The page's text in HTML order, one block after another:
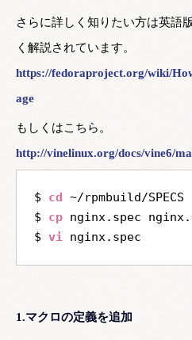
さらに詳しく知りたい方は英語
く解説されています。
https://fedoraproject.org/wiki/
age
もしくはこちら。
http://vinelinux.org/docs/vine6/
$ cd ~/rpmbuild/
$ cp nginx.spec
$ vi
1.マクロの定義を追加